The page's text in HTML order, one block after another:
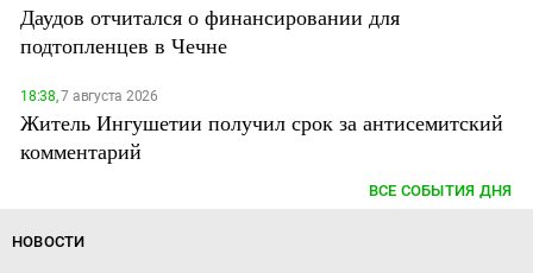
Даудов отчитался о финансировании для
подтопленцев в Чечне
18:38,7 августа 2026
Житель Ингушетии получил срок за антисемитский
комментарий
ВСЕ СОБЫТИЯ ДНЯ
НОВОСТИ